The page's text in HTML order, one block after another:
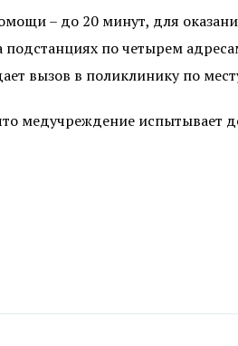
– до 20 минут, для
по четырем
вызов в поликлинику по
медучреждение испытывает